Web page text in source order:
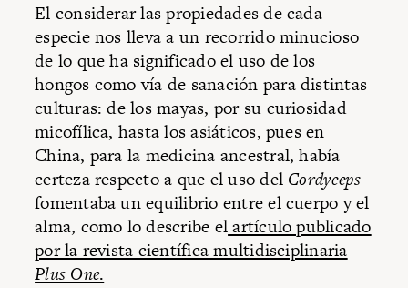
El considerar las propiedades de cada
especie nos lleva a un recorrido minucioso
de lo que ha significado el uso de los
hongos como vía de sanación para distintas
culturas: de los mayas, por su curiosidad
micofílica, hasta los asiáticos, pues en
China, para la medicina ancestral, había
certeza respecto a que el uso del Cordyceps
fomentaba un equilibrio entre el cuerpo y el
alma, como lo describe elartículo publicado
por la revista científica multidisciplinaria
Plus One.